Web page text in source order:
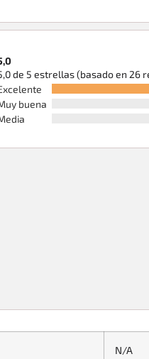
de 5 estrellas (basado en 26
buena
N/A